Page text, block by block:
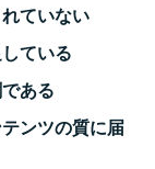
ていない
ている
ある
ンツの質に届